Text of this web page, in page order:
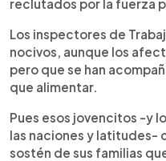
reclutados por la fuerza
Los inspectores de
nocivos, aunque los
pero que se han
que alimentar.
Pues esos jovencitos -y
las naciones y latitudes-
sostén de sus familias